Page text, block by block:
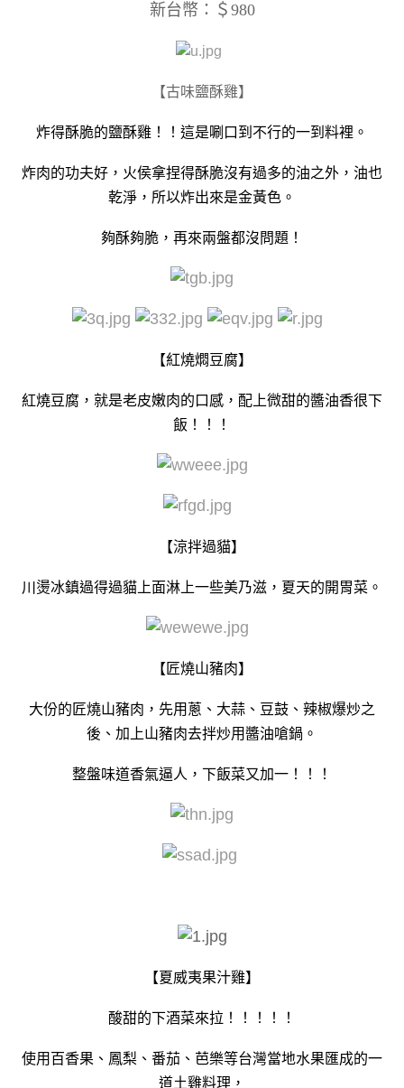
新台幣：＄980
【古味鹽酥雞】
炸得酥脆的鹽酥雞！！這是唰口到不行的一到料裡。
炸肉的功夫好，火侯拿捏得酥脆沒有過多的油之外，油也
乾淨，所以炸出來是金黃色。
夠酥夠脆，再來兩盤都沒問題！
【紅燒燜豆腐】
紅燒豆腐，就是老皮嫩肉的口感，配上微甜的醬油香很下
飯！！！
【涼拌過貓】
川燙冰鎮過得過貓上面淋上一些美乃滋，夏天的開胃菜。
【匠燒山豬肉】
大份的匠燒山豬肉，先用蔥、大蒜、豆鼓、辣椒爆炒之
後、加上山豬肉去拌炒用醬油嗆鍋。
整盤味道香氣逼人，下飯菜又加一！！！
【夏威夷果汁雞】
酸甜的下酒菜來拉！！！！！
使用百香果、鳳梨、番茄、芭樂等台灣當地水果匯成的一
道土雞料理，